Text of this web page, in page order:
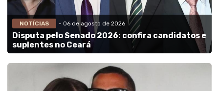
NOTÍCIAS - 06 de agosto de 2026
Disputa pelo Senado 2026: confira candidatos e
suplentes no Ceará